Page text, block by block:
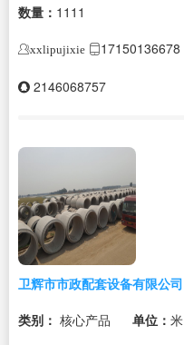
数量： 1111
xxlipujixie 17150136678
2146068757
卫辉市市政配套设备有限公司
类别： 核心产品 单位： 米